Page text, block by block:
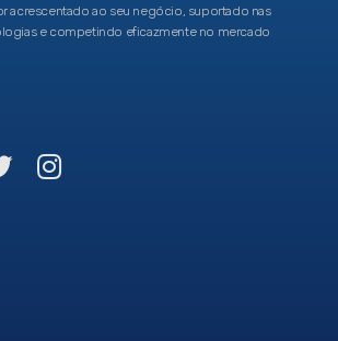
acrescentado ao seu negócio, suportado nas
e competindo eficazmente no mercado